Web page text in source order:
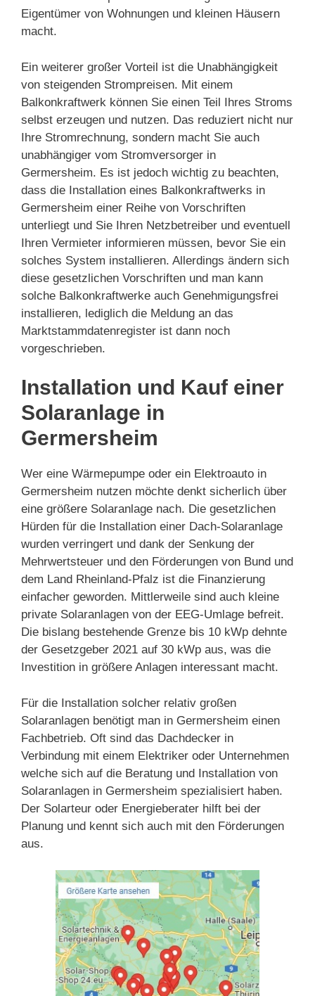
Eigentümer von Wohnungen und kleinen Häusern
macht.
Ein weiterer großer Vorteil ist die Unabhängigkeit
von steigenden Strompreisen. Mit einem
Balkonkraftwerk können Sie einen Teil Ihres Stroms
selbst erzeugen und nutzen. Das reduziert nicht nur
Ihre Stromrechnung, sondern macht Sie auch
unabhängiger vom Stromversorger in
Germersheim. Es ist jedoch wichtig zu beachten,
dass die Installation eines Balkonkraftwerks in
Germersheim einer Reihe von Vorschriften
unterliegt und Sie Ihren Netzbetreiber und eventuell
Ihren Vermieter informieren müssen, bevor Sie ein
solches System installieren. Allerdings ändern sich
diese gesetzlichen Vorschriften und man kann
solche Balkonkraftwerke auch Genehmigungsfrei
installieren, lediglich die Meldung an das
Marktstammdatenregister ist dann noch
vorgeschrieben.
Installation und Kauf einer
Solaranlage in
Germersheim
Wer eine Wärmepumpe oder ein Elektroauto in
Germersheim nutzen möchte denkt sicherlich über
eine größere Solaranlage nach. Die gesetzlichen
Hürden für die Installation einer Dach-Solaranlage
wurden verringert und dank der Senkung der
Mehrwertsteuer und den Förderungen von Bund und
dem Land Rheinland-Pfalz ist die Finanzierung
einfacher geworden. Mittlerweile sind auch kleine
private Solaranlagen von der EEG-Umlage befreit.
Die bislang bestehende Grenze bis 10 kWp dehnte
der Gesetzgeber 2021 auf 30 kWp aus, was die
Investition in größere Anlagen interessant macht.
Für die Installation solcher relativ großen
Solaranlagen benötigt man in Germersheim einen
Fachbetrieb. Oft sind das Dachdecker in
Verbindung mit einem Elektriker oder Unternehmen
welche sich auf die Beratung und Installation von
Solaranlagen in Germersheim spezialisiert haben.
Der Solarteur oder Energieberater hilft bei der
Planung und kennt sich auch mit den Förderungen
aus.